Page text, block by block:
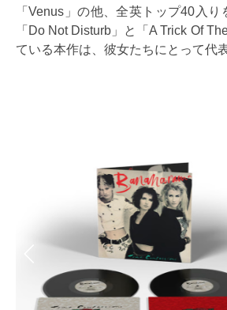
「Venus」の他、全英トップ40入
「Do Not Disturb」と「A Trick Of
ている本作は、彼女たちにとって代